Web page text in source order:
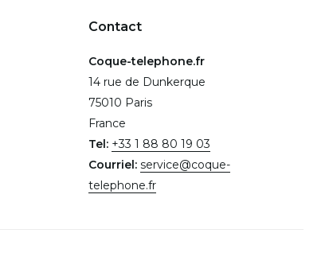
Contact
Coque-telephone.fr
14 rue de Dunkerque
75010 Paris
France
Tel: +33 1 88 80 19 03
Courriel: service@coque-
telephone.fr